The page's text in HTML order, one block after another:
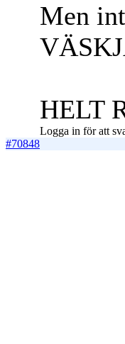
Men
HELT
Logga in för att
#70848